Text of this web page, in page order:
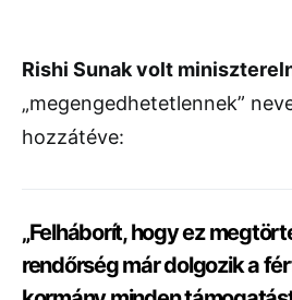
Rishi Sunak volt
„megengedhetetlennek”
hozzátéve:
„Felháborít, hogy ez
rendőrség már dolgozik a